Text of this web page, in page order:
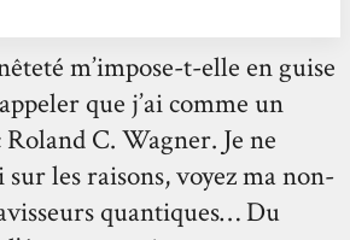
m’impose-t-elle en guise
que j’ai comme un
C. Wagner. Je ne
les raisons, voyez ma non-
quantiques… Du